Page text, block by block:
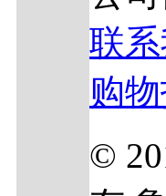
联
购
©